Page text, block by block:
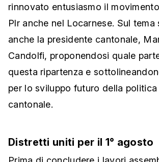
rinnovato entusiasmo il
Plr anche nel Locarnese. Sul tema
anche la presidente cantonale,
Candolfi, proponendosi quale
questa ripartenza e
per lo sviluppo futuro della
cantonale.
Distretti uniti per il 1° agosto